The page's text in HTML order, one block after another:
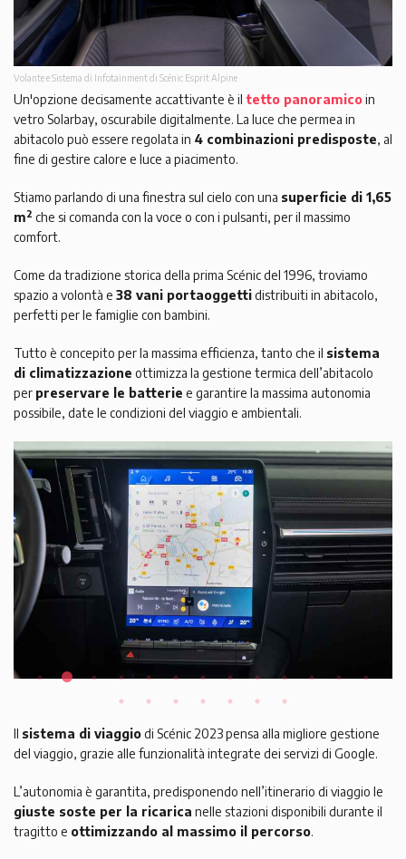
Volante e Sistema di Infotainment di Scénic Esprit Alpine
Un'opzione decisamente accattivante è il tetto panoramicoin
vetro Solarbay, oscurabile digitalmente. La luce che permea in
abitacolo può essere regolata in 4 combinazioni predisposte, al
fine di gestire calore e luce a piacimento.
Stiamo parlando di una finestra sul cielo con una superficie di 1,65
m2 che si comanda con la voce o con i pulsanti, per il massimo
comfort.
Come da tradizione storica della prima Scénic del 1996, troviamo
spazio a volontà e 38 vani portaoggettidistribuiti in abitacolo,
perfetti per le famiglie con bambini.
Tutto è concepito per la massima efficienza, tanto che il sistema
di climatizzazione ottimizza la gestione termica dell’abitacolo
per preservare le batterie e garantire la massima autonomia
possibile, date le condizioni del viaggio e ambientali.
Il sistema di viaggiodi Scénic 2023 pensa alla migliore gestione
del viaggio, grazie alle funzionalità integrate dei servizi di Google.
L’autonomia è garantita, predisponendo nell’itinerario di viaggio le
giuste soste per la ricarica nelle stazioni disponibili durante il
tragitto e ottimizzando al massimo il percorso.